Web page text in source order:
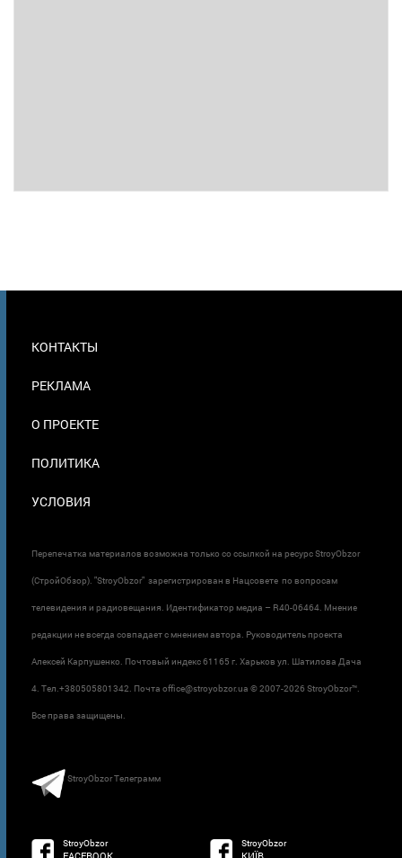
В
КОНТАКТЫ
РЕКЛАМА
О ПРОЕКТЕ
ПОЛИТИКА
УСЛОВИЯ
Перепечатка материалов возможна только со ссылкой на ресурс StroyObzor
(СтройОбзор). "StroyObzor" зарегистрирован в Нацсовете по вопросам
телевидения и радиовещания. Идентификатор медиа – R40-06464. Мнение
редакции не всегда совпадает с мнением автора. Руководитель проекта
Алексей Карпушенко. Почтовый индекс 61165 г. Харьков ул. Шатилова Дача
4. Тел.+380505801342. Почта office@stroyobzor.ua © 2007-2026 StroyObzor™.
Все права защищены.
StroyObzor Телеграмм
StroyObzor StroyObzor